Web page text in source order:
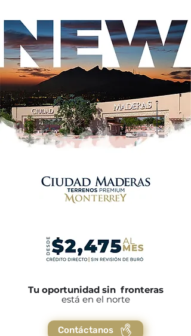
Tu oportunidad sin fronteras
está en el norte
Contáctanos